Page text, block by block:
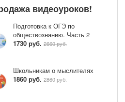
видеоуроков!
Подготовка к ОГЭ по
обществознанию. Часть 2
1730 руб. 2660 руб.
Школьникам о мыслителях
1860 руб. 2860 руб.